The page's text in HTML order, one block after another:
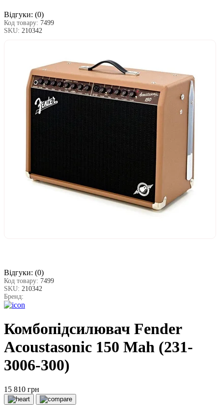
Відгуки: (0)
Код товару: 7499
SKU: 210342
Відгуки: (0)
Код товару: 7499
SKU: 210342
Бренд:
Комбопідсилювач Fender
Acoustasonic 150 Mah (231-
3006-300)
15 810 грн